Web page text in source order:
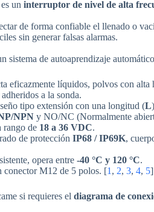
es un interruptor de nivel de alta
de forma confiable el llenado o
sin generar falsas alarmas.
sistema de autoaprendizaje
eficazmente líquidos, polvos con
a la sonda.
tipo extensión con una longitud (L
NPN y NO/NC (Normalmente
rango de 18 a 36 VDC.
de protección IP68 / IP69K,
opera entre -40 °C y 120 °C.
conector M12 de 5 polos. [1 , 2, 3, 4, 5]
si requieres el diagrama de